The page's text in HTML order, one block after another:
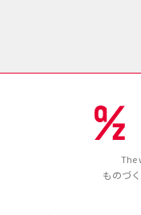
The
ものづ